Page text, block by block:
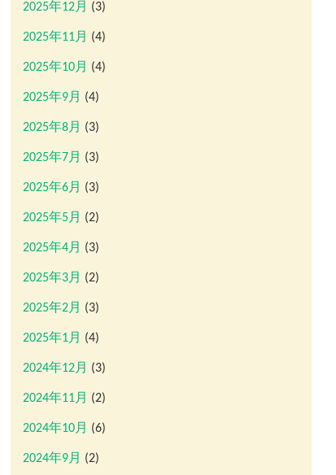
2025年12月 (3)
2025年11月 (4)
2025年10月 (4)
2025年9月 (4)
2025年8月 (3)
2025年7月 (3)
2025年6月 (3)
2025年5月 (2)
2025年4月 (3)
2025年3月 (2)
2025年2月 (3)
2025年1月 (4)
2024年12月 (3)
2024年11月 (2)
2024年10月 (6)
2024年9月 (2)